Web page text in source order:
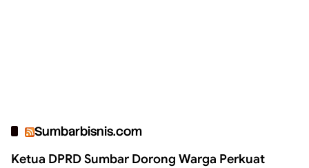
Sumbarbisnis.com
Ketua DPRD Sumbar Dorong Warga Perkuat